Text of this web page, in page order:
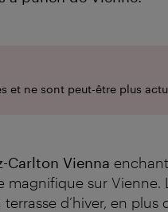
et ne sont peut-être plus
Carlton Vienna
magnifique sur Vienne.
d’hiver, en plus